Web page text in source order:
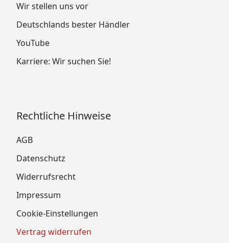
Wir stellen uns vor
Deutschlands bester Händler
YouTube
Karriere: Wir suchen Sie!
Rechtliche Hinweise
AGB
Datenschutz
Widerrufsrecht
Impressum
Cookie-Einstellungen
Vertrag widerrufen